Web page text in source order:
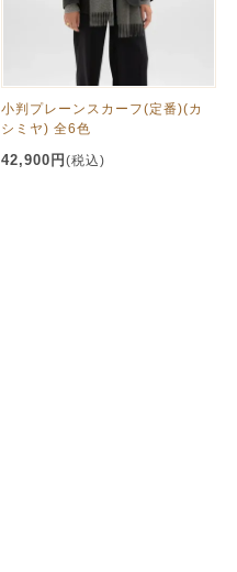
小判プレーンスカーフ(定番)(カ
シミヤ) 全6色
42,900円 (税込)